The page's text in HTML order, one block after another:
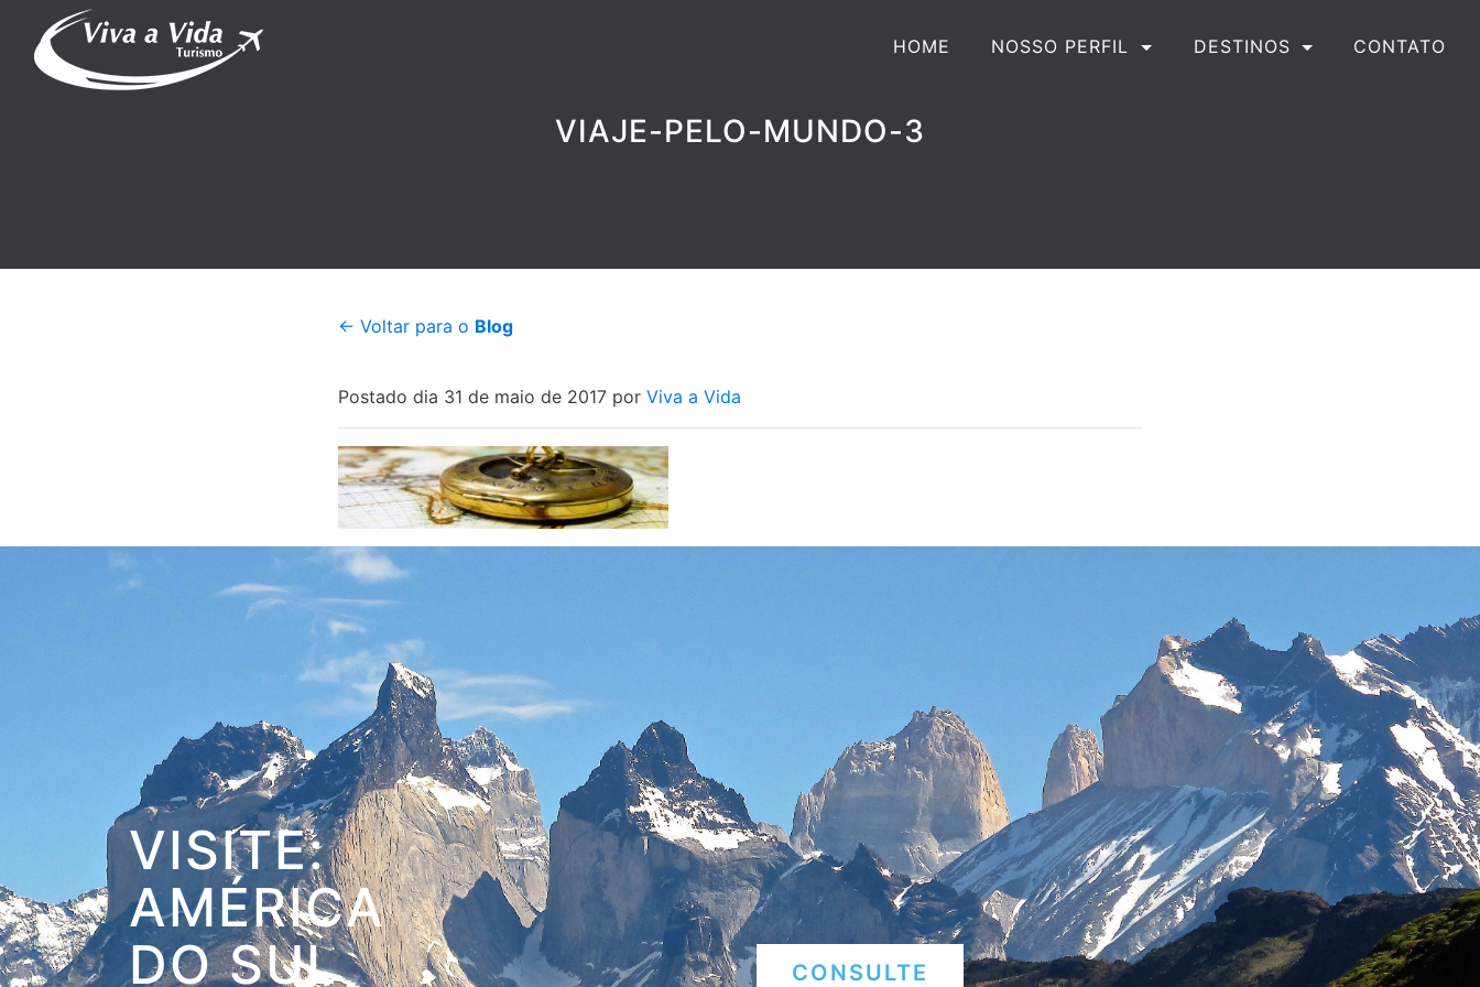
HOME NOSSO PERFIL DESTINOS CONTATO
VIAJE-PELO-MUNDO-3
← Voltar para o Blog
Postado dia 31 de maio de 2017 por Viva a Vida
VISITE:
AMÉRICA
DO SUL
CONSULTE